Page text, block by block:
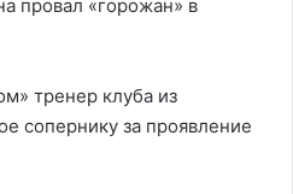
провал «горожан» в
тренер клуба из
сопернику за проявление